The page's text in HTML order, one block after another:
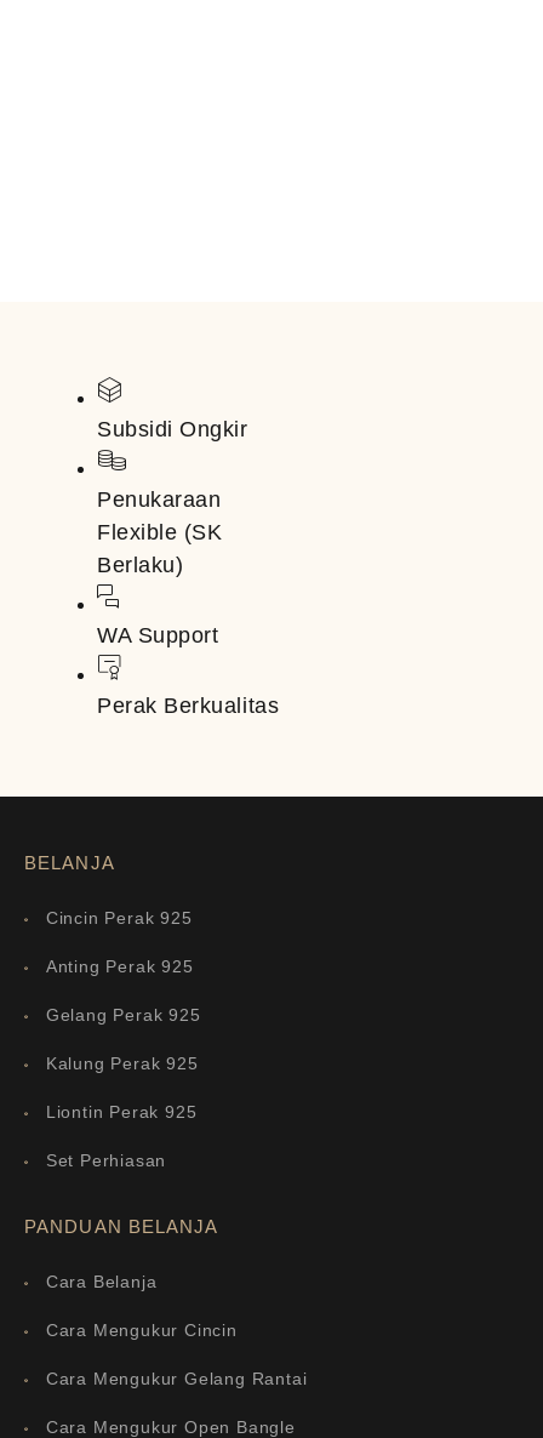
Subsidi Ongkir
Penukaraan
Flexible (SK
Berlaku)
WA Support
Perak Berkualitas
BELANJA
Cincin Perak 925
Anting Perak 925
Gelang Perak 925
Kalung Perak 925
Liontin Perak 925
Set Perhiasan
PANDUAN BELANJA
Cara Belanja
Cara Mengukur Cincin
Cara Mengukur Gelang Rantai
Cara Mengukur Open Bangle